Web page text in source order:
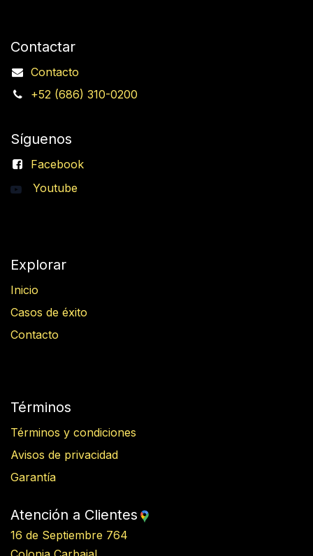
Contactar
Contacto
+52 (686) 310-0200
Síguenos
Facebook
Youtube
Explorar
Inicio
Casos de éxito
Contacto
Términos
Términos y condiciones
Avisos de privacidad
Garantía
Atención a Clientes
16 de Septiembre 764